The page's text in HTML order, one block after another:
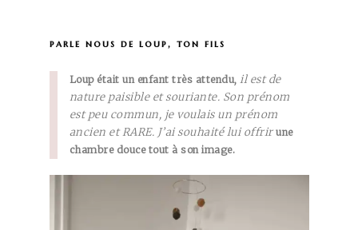
parle nous de loup, ton fils
Loup était un enfant très attendu, il est de
nature paisible et souriante. Son prénom
est peu commun, je voulais un prénom
ancien et RARE. J’ai souhaité lui offrir une
chambre douce tout à son image.